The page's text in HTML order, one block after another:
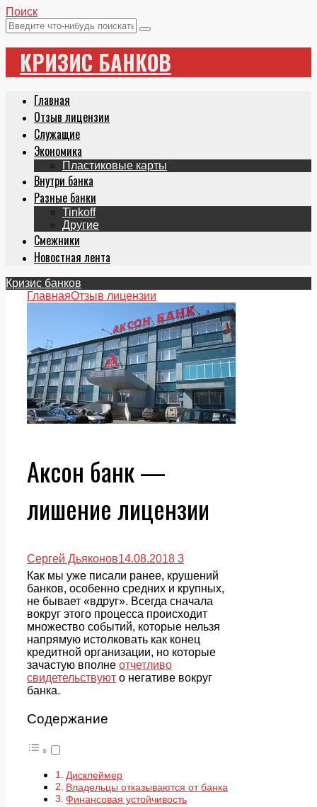
Поиск
КРИЗИС БАНКОВ
Главная
Отзыв лицензии
Служащие
Экономика
Пластиковые карты
Внутри банка
Разные банки
Tinkoff
Другие
Смежники
Новостная лента
Кризис банков
ГлавнаяОтзыв лицензии
Аксон банк —
лишение лицензии
Сергей Дьяконов14.08.2018 3
Как мы уже писали ранее, крушений
банков, особенно средних и крупных,
не бывает «вдруг». Всегда сначала
вокруг этого процесса происходит
множество событий, которые нельзя
напрямую истолковать как конец
кредитной организации, но которые
зачастую вполне отчетливо
свидетельствуют о негативе вокруг
банка.
Содержание
Дисклеймер
Владельцы отказываются от банка
Финансовая устойчивость